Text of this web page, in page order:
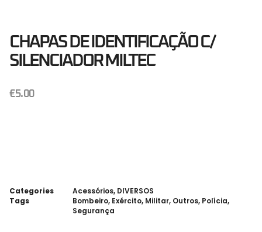
CHAPAS DE IDENTIFICAÇÃO C/
SILENCIADOR MILTEC
€5.00
Categories Acessórios, DIVERSOS
Tags
Bombeiro, Exército, Militar, Outros, Polícia,
Segurança